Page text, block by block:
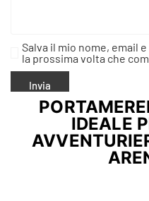
Salva il mio nome, email
la prossima volta che
IDEALE